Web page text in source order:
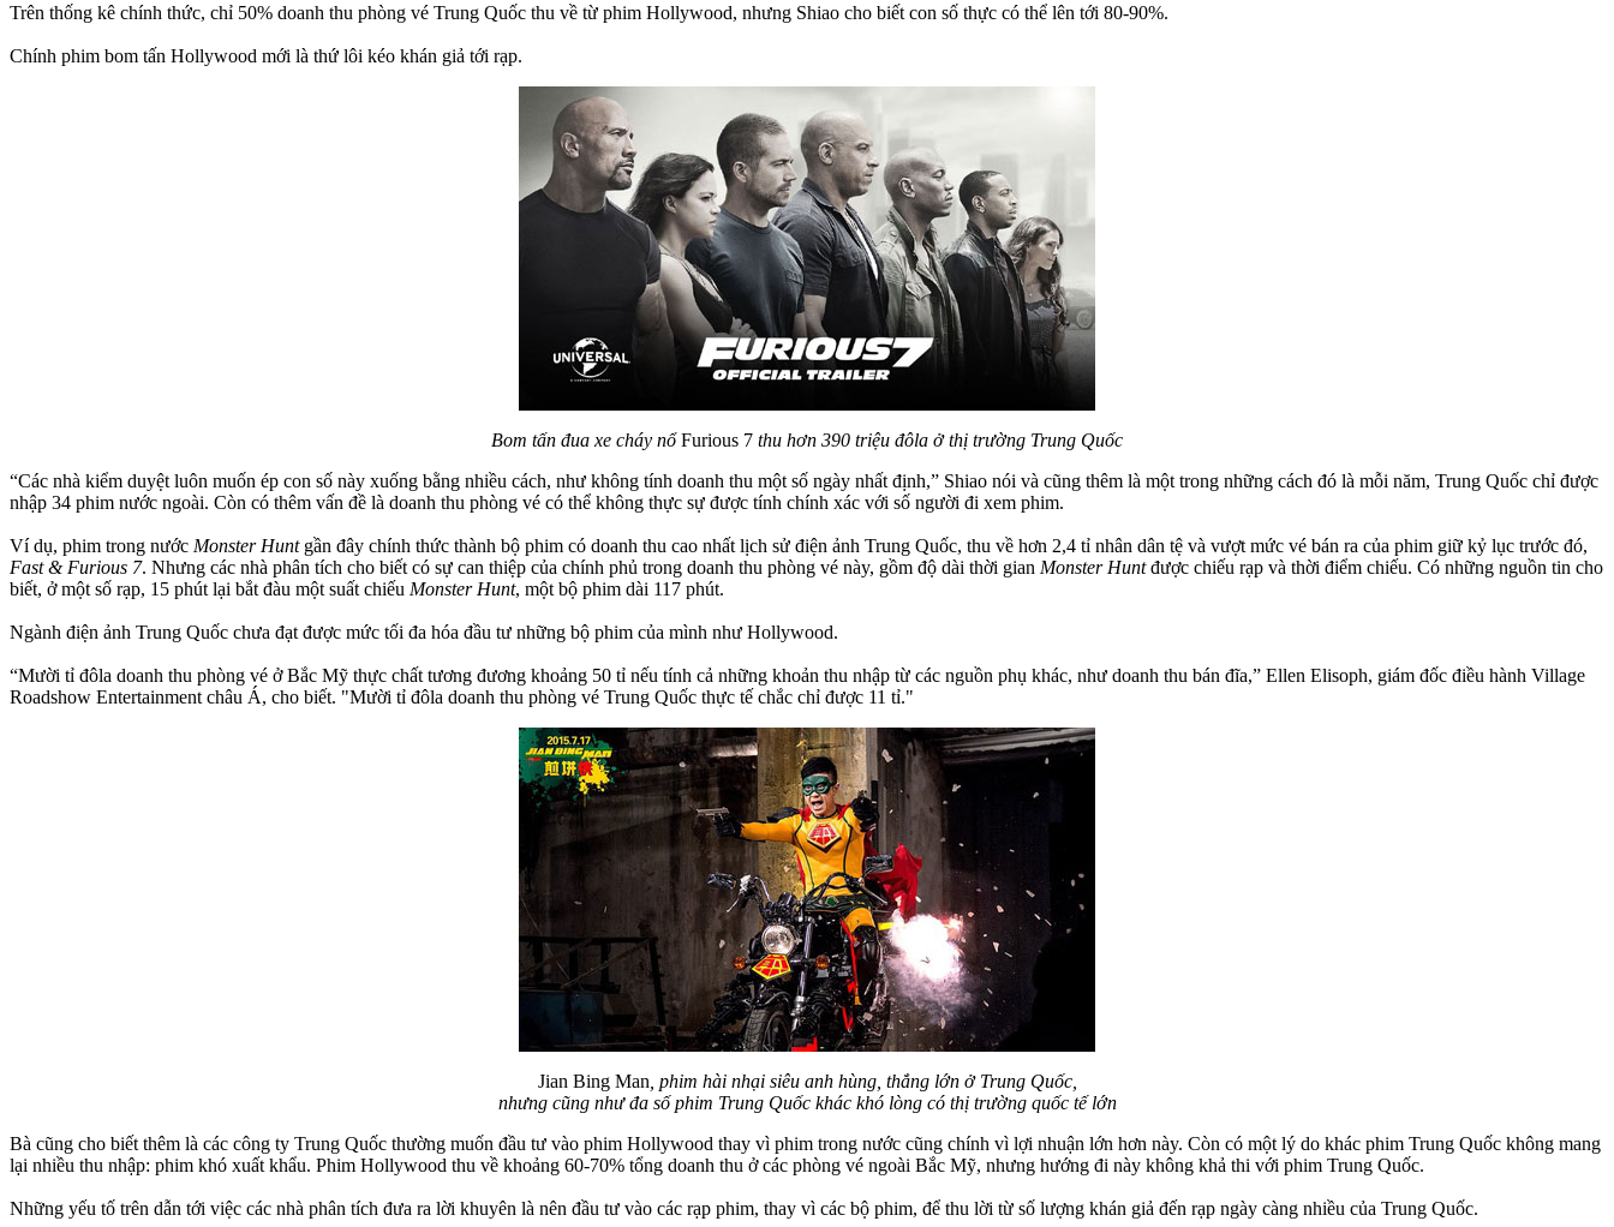
Trên thống kê chính thức, chỉ 50% doanh thu phòng vé Trung Quốc thu về từ phim Hollywood, nhưng Shiao cho biết con số thực có thể lên tới 80-90%.
Chính phim bom tấn Hollywood mới là thứ lôi kéo khán giả tới rạp.
Bom tấn đua xe cháy nổFurious 7 thu hơn 390 triệu đôla ở thị trường Trung Quốc
“Các nhà kiểm duyệt luôn muốn ép con số này xuống bằng nhiều cách, như không tính doanh thu một số ngày nhất định,” Shiao nói và cũng thêm là một trong những cách đó là mỗi năm, Trung Quốc chỉ được
nhập 34 phim nước ngoài. Còn có thêm vấn đề là doanh thu phòng vé có thể không thực sự được tính chính xác với số người đi xem phim.
Ví dụ, phim trong nước Monster Huntgần đây chính thức thành bộ phim có doanh thu cao nhất lịch sử điện ảnh Trung Quốc, thu về hơn 2,4 tỉ nhân dân tệ và vượt mức vé bán ra của phim giữ kỷ lục trước đó,
Fast & Furious 7. Nhưng các nhà phân tích cho biết có sự can thiệp của chính phủ trong doanh thu phòng vé này, gồm độ dài thời gian Monster Huntđược chiếu rạp và thời điểm chiếu. Có những nguồn tin cho
biết, ở một số rạp, 15 phút lại bắt đàu một suất chiếu Monster Hunt, một bộ phim dài 117 phút.
Ngành điện ảnh Trung Quốc chưa đạt được mức tối đa hóa đầu tư những bộ phim của mình như Hollywood.
“Mười tỉ đôla doanh thu phòng vé ở Bắc Mỹ thực chất tương đương khoảng 50 tỉ nếu tính cả những khoản thu nhập từ các nguồn phụ khác, như doanh thu bán đĩa,” Ellen Elisoph, giám đốc điều hành Village
Roadshow Entertainment châu Á, cho biết. "Mười tỉ đôla doanh thu phòng vé Trung Quốc thực tế chắc chỉ được 11 tỉ."
Jian Bing Man , phim hài nhại siêu anh hùng, thắng lớn ở Trung Quốc,
nhưng cũng như đa số phim Trung Quốc khác khó lòng có thị trường quốc tế lớn
Bà cũng cho biết thêm là các công ty Trung Quốc thường muốn đầu tư vào phim Hollywood thay vì phim trong nước cũng chính vì lợi nhuận lớn hơn này. Còn có một lý do khác phim Trung Quốc không mang
lại nhiều thu nhập: phim khó xuất khẩu. Phim Hollywood thu về khoảng 60-70% tổng doanh thu ở các phòng vé ngoài Bắc Mỹ, nhưng hướng đi này không khả thi với phim Trung Quốc.
Những yếu tố trên dẫn tới việc các nhà phân tích đưa ra lời khuyên là nên đầu tư vào các rạp phim, thay vì các bộ phim, để thu lời từ số lượng khán giả đến rạp ngày càng nhiều của Trung Quốc.